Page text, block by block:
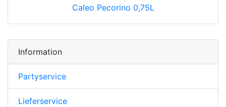
Caleo Pecorino 0,75L
Information
Partyservice
Lieferservice